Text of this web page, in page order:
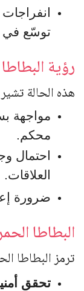
توسّع
رؤية
هذه الحالة
مواجهة
محكم.
احتمال
العلاقات.
ضرورة
البطاطا
ترمز البطاطا
تحقق